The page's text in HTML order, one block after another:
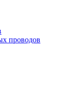
проводов